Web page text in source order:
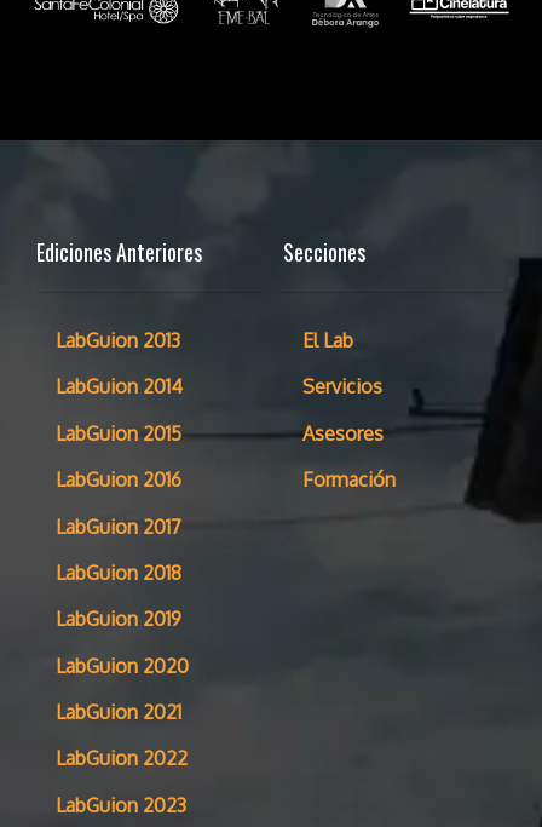
Ediciones Anteriores
LabGuion 2013
LabGuion 2014
LabGuion 2015
LabGuion 2016
LabGuion 2017
LabGuion 2018
LabGuion 2019
LabGuion 2020
LabGuion 2021
LabGuion 2022
LabGuion 2023
Secciones
El Lab
Servicios
Asesores
Formación